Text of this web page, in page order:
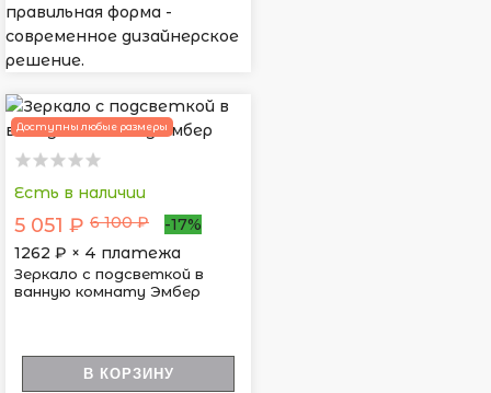
правильная форма -
современное дизайнерское
решение.
Доступны любые размеры
Есть в наличии
5 051 ₽ 6 100 ₽
-17%
1262 ₽ × 4 платежа
Зеркало с подсветкой в
ванную комнату Эмбер
В КОРЗИНУ